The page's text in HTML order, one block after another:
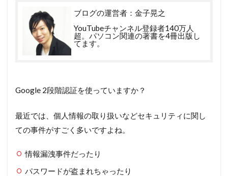
ブログの運営者：金子晃之
YouTubeチャンネル登録者140万人
超。パソコン関連の著書を4冊出版し
てます。
Google 2段階認証を使っていますか？
最近では、個人情報の取り扱いなどセキュリティに関し
ての事件がすごく多いですよね。
情報漏洩事件だったり
パスワードが盗まれちゃったり